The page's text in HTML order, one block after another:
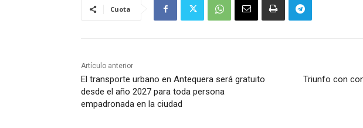
Cuota
Artículo anterior
El transporte urbano en Antequera será gratuito
desde el año 2027 para toda persona
empadronada en la ciudad
Triunfo con